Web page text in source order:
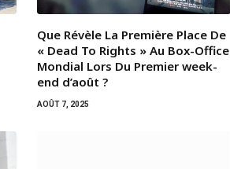
Que Révèle La Première Place De
« Dead To Rights » Au Box-Office
Mondial Lors Du Premier week-
end d’août ?
AOÛT 7, 2025